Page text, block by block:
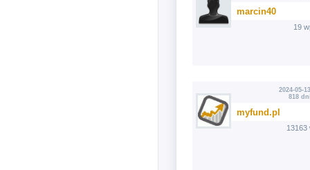
marcin40
19
2024-05-
818
myfund.pl
13163